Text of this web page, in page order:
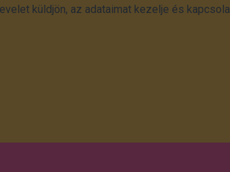
küldjön, az adataimat kezelje és